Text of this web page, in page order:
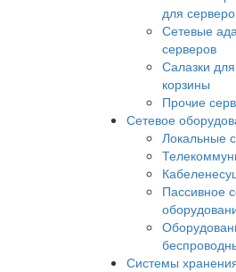
для
Сетевые
серверов
Салазки
корзины
Прочие
Сетевое
Локальные
Пассивное
Системы